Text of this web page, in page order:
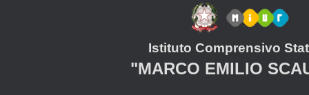
Istituto Comprensivo
"MARCO EMILIO